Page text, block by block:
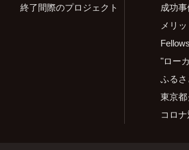
終了間際のプロジェクト
成功
メリ
"ロー
ふる
東京
コロ